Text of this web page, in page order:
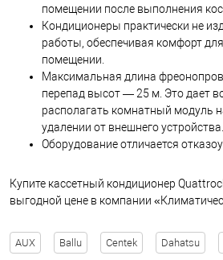
AUX Ballu Centek Dahatsu
помещении после выполнения
Кондиционеры практически не
работы, обеспечивая комфорт
помещении.
Максимальная длина
перепад высот — 25 м. Это дает
располагать комнатный модуль
удалении от внешнего устройства.
Оборудование отличается
Купите кассетный кондиционер
выгодной цене в компании